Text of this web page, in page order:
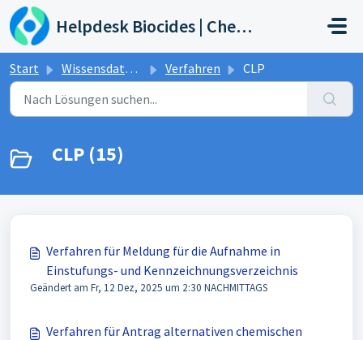
Zum hauptsächlichen Inhalt gehen
Helpdesk Biocides | Chemicals | Products
Start Wissensdatenbank Verfahren CLP
CLP (15)
Verfahren für Meldung für die Aufnahme in
Einstufungs- und Kennzeichnungsverzeichnis
Geändert am Fr, 12 Dez, 2025 um 2:30 NACHMITTAGS
Verfahren für Antrag alternativen chemischen